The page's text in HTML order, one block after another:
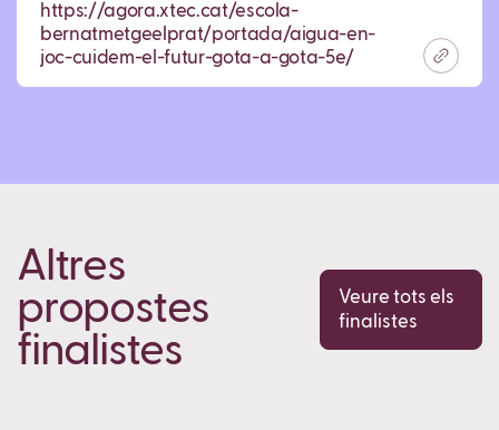
https://agora.xtec.cat/escola-
bernatmetgeelprat/portada/aigua-en-
joc-cuidem-el-futur-gota-a-gota-5e/
Altres
propostes
finalistes
Veure tots els
finalistes